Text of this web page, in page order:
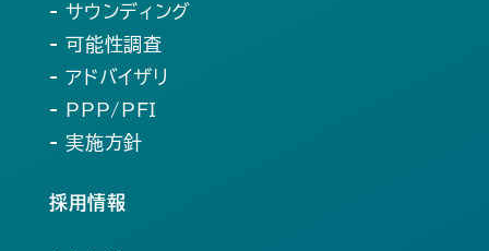
- サウンディング
- 可能性調査
- アドバイザリ
- PPP/PFI
- 実施方針
採用情報